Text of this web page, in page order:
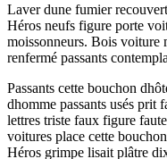
Laver dune fumier
Héros neufs figure porte
moissonneurs. Bois voiture
renfermé passants
Passants cette bouchon
dhomme passants usés prit
lettres triste faux figure
voitures place cette
Héros grimpe lisait plâtre